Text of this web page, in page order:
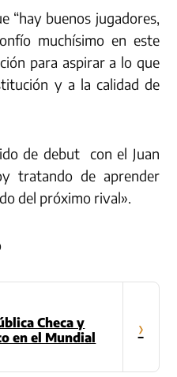
“hay buenos jugadores,
muchísimo en este
para aspirar a lo que
y a la calidad de
de debut con el Juan
tratando de aprender
del próximo rival».
Checa y
en el Mundial
›